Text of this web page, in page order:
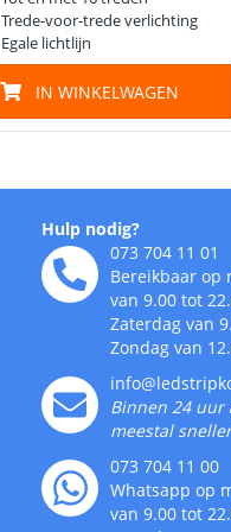
Trede-voor-trede verlichting
Egale lichtlijn
IN WINKELWAGEN
Hulp nodig?
073 704 11 01
Bereikbaar op
van 9.00 tot
Zaterdag van
Zondag van
Binnen 24 uur
meestal
073 704 11 00
Whatsapp op
van 9.00 tot